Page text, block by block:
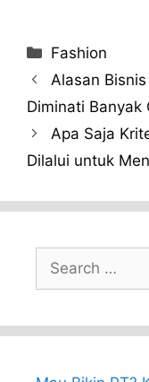
Categories
Fashion
Alasan
Diminati Banyak
Apa Saja
Dilalui untuk
Search
for: